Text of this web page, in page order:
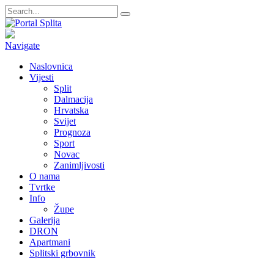
Navigate
Naslovnica
Vijesti
Split
Dalmacija
Hrvatska
Svijet
Prognoza
Sport
Novac
Zanimljivosti
O nama
Tvrtke
Info
Župe
Galerija
DRON
Apartmani
Splitski grbovnik